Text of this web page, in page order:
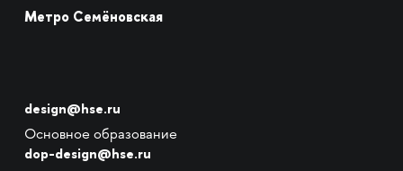
Метро Семёновская
design@hse.ru
Основное образование
dop-design@hse.ru